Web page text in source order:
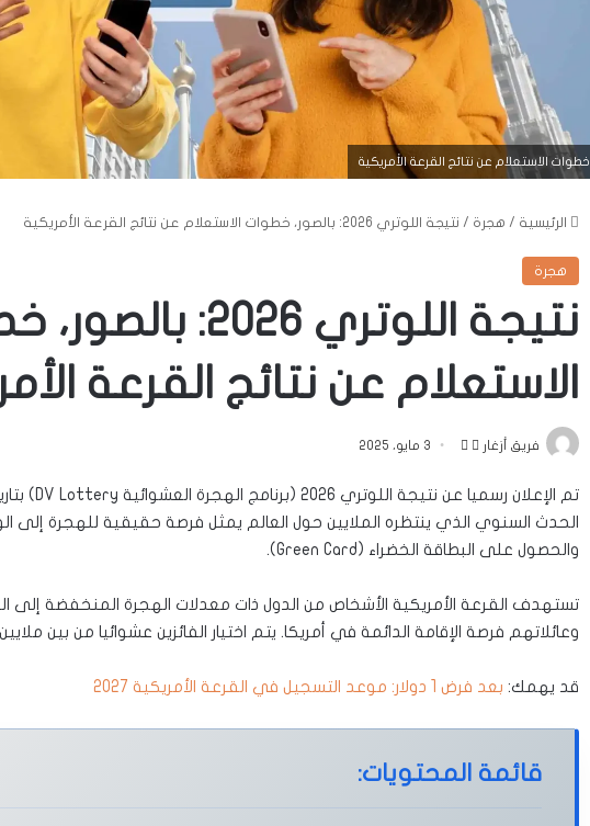
خطوات الاستعلام عن نتائج القرعة الأمريكية
الرئيسية / هجرة / نتيجة اللوتري 2026: بالصور، خطوات الاستعلام عن نتائج القرعة الأمريكية
هجرة
نتيجة اللوتري 2026:
الاستعلام عن نتائج القرعة
فريق أزغار
تابع
X
أرسل
إلكترونيا
3 مايو، 2025
الحدث السنوي الذي ينتظره الملايين حول العالم يمثل فرصة حقيقية للهجرة إلى
والحصول على البطاقة الخضراء (Green Card).
تستهدف القرعة الأمريكية الأشخاص من الدول ذات معدلات الهجرة المنخفضة إلى
وعائلاتهم فرصة الإقامة الدائمة في أمريكا. يتم اختيار الفائزين عشوائيا من بين
قد يهمك: بعد فرض 1 دولار: موعد التسجيل في القرعة الأمريكية 2027
قائمة المحتويات: